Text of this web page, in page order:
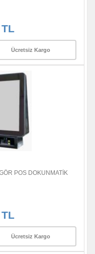
Ücretsiz Kargo
POS DOKUNMATİK
Ücretsiz Kargo